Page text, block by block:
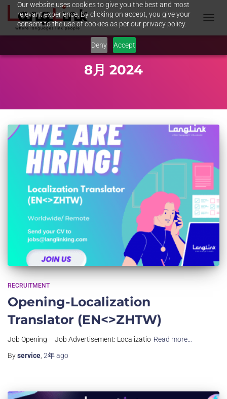
Our website uses cookies to give you the best and most
relevant experience. By clicking on accept, you give your
consent to the use of cookies as per our privacy policy.
Deny Accept
8月 2024
RECRUITMENT
Opening-Localization
Translator (EN<>ZHTW)
Job Opening – Job Advertisement: Localizatio Read more…
Byservice 2年ago